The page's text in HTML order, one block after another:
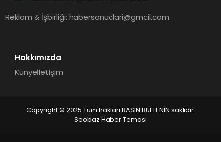
Reklam & İşbirliği:habersonuclari@gmail.com
Hakkımızda
Künyeİletişim
Copyright © 2025 Tüm hakları BASIN BÜLTENİN saklıdır.
Seobaz Haber Teması